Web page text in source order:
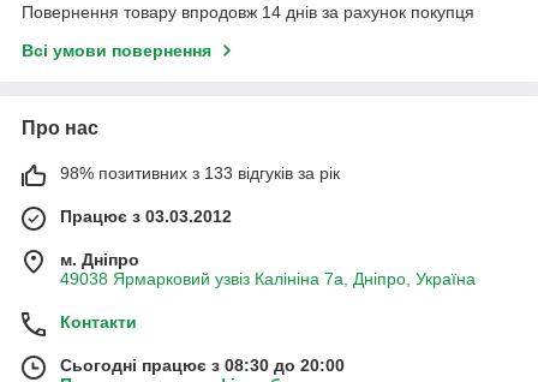
Повернення товару впродовж 14 днів за рахунок покупця
Всі умови повернення
Про нас
98% позитивних з 133 відгуків за рік
Працює з 03.03.2012
м. Дніпро
49038 Ярмарковий узвіз Калініна 7а, Дніпро, Україна
Контакти
Сьогодні працює з 08:30 до 20:00